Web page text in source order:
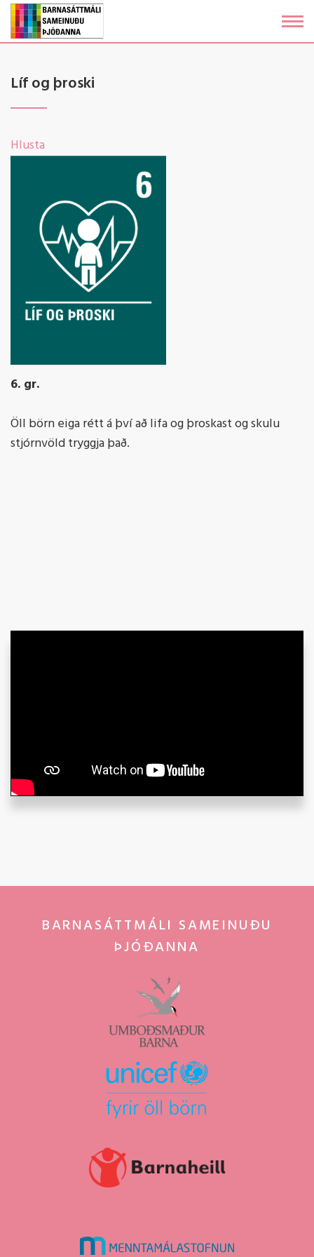
Fara
í
Líf og þroski
Hlusta
6. gr.
Öll börn eiga rétt á því að lifa og þroskast og skulu
stjórnvöld tryggja það.
BARNASÁTTMÁLI SAMEINUÐU
ÞJÓÐANNA
umboðsmaður
barna